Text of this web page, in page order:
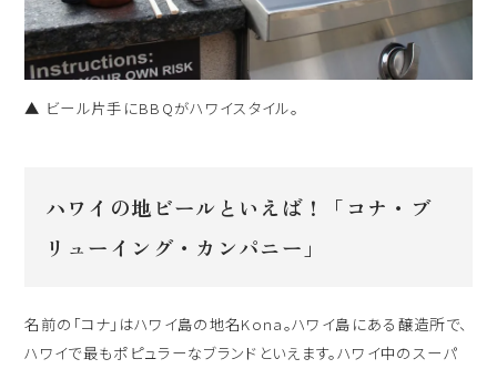
▲ ビール片手にBBQがハワイスタイル。
ハワイの地ビールといえば！「コナ・ブ
リューイング・カンパニー」
名前の「コナ」はハワイ島の地名Kona。ハワイ島にある醸造所で、
ハワイで最もポピュラーなブランドといえます。ハワイ中のスーパ